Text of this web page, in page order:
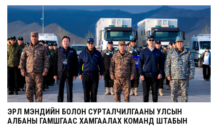
ЭРҮҮЛ МЭНДИЙН БОЛОН СУРТАЛЧИЛГААНЫ УЛСЫН
АЛБАНЫ ГАМШГААС ХАМГААЛАХ КОМАНД ШТАБЫН